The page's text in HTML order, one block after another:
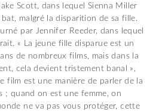
Scott, dans lequel Sienna Miller
malgré la disparition de sa fille.
par Jennifer Reeder, dans lequel
« La jeune fille disparue est un
de nombreux films, mais dans la
cela devient tristement banal »,
film est une manière de parler de la
; quand on est une femme, on
ne va pas vous protéger, cette